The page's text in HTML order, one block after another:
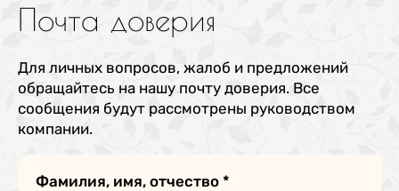
Почта доверия
Для личных вопросов, жалоб и предложений
обращайтесь на нашу почту доверия. Все
сообщения будут рассмотрены руководством
компании.
Фамилия, имя, отчество *